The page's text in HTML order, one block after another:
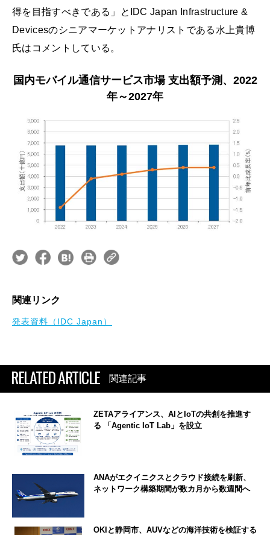
得を目指すべきである」とIDC Japan Infrastructure &
Devicesのシニアマーケットアナリストである水上貴博
氏はコメントしている。
国内モバイル通信サービス市場 支出額予測、2022
年～2027年
関連リンク
発表資料（IDC Japan）
RELATED ARTICLE 関連記事
ZETAアライアンス、AIとIoTの共創を推進す
る 「Agentic IoT Lab」を設立
ANAがエクイニクスとクラウド接続を刷新、
ネットワーク構築期間が数カ月から数週間へ
OKIと静岡市、AUVなどの海洋技術を検証する